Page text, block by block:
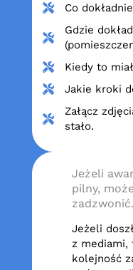
Co
Gdzie
Kiedy to
Jakie kroki
Załącz
stało.
Jeżeli
pilny,
zadzwonić.
Jeżeli
z
kolejność